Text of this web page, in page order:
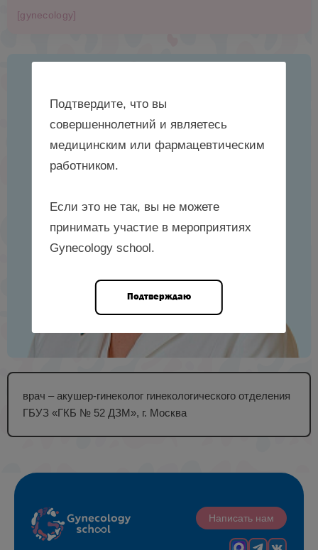
[gynecology]
врач – акушер-гинеколог гинекологического отделения
ГБУЗ «ГКБ № 52 ДЗМ», г. Москва
Написать нам
Подтвердите, что вы
совершеннолетний и являетесь
медицинским или фармацевтическим
работником.
Если это не так, вы не можете
принимать участие в мероприятиях
Gynecology school.
Подтверждаю